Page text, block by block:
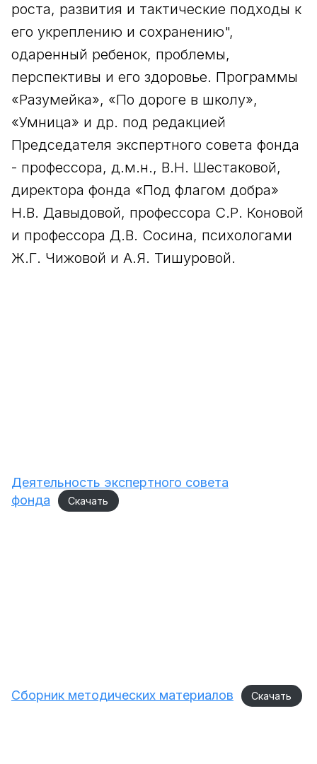
роста, развития и тактические подходы к
его укреплению и сохранению",
одаренный ребенок, проблемы,
перспективы и его здоровье. Программы
«Разумейка», «По дороге в школу»,
«Умница» и др. под редакцией
Председателя экспертного совета фонда
- профессора, д.м.н., В.Н. Шестаковой,
директора фонда «Под флагом добра»
Н.В. Давыдовой, профессора С.Р. Коновой
и профессора Д.В. Сосина, психологами
Ж.Г. Чижовой и А.Я. Тишуровой.
Деятельность экспертного совета
фонда
Скачать
Сборник методических материалов Скачать